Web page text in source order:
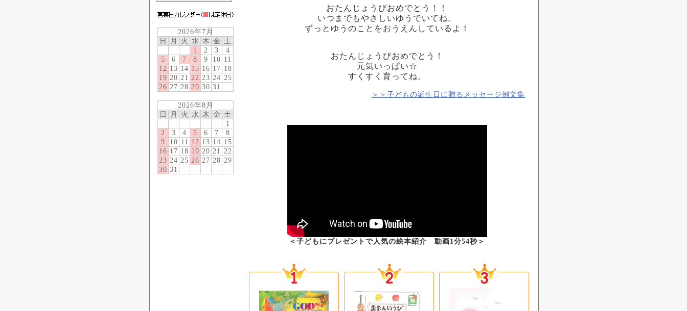
2026年7月
日
月 火 水 木 金 土
1
2 3
4
5
6 7 8 9 10 11
12 13 14 15 16 17 18
19 20 21 22 23 24 25
26 27 28 29 30 31
2026年8月
日
月 火 水 木 金 土
1
2
3 4 5 6 7
8
9
10 11 12 13 14 15
16 17 18 19 20 21 22
23 24 25 26 27 28 29
30 31
おたんじょうびおめでとう！！
いつまでもやさしいゆうでいてね。
ずっとゆうのことをおうえんしているよ！
おたんじょうびおめでとう！
元気いっぱい☆
すくすく育ってね。
＞＞子どもの誕生日に贈るメッセージ例文集
＜子どもにプレゼントで人気の絵本紹介 動画1分54秒＞